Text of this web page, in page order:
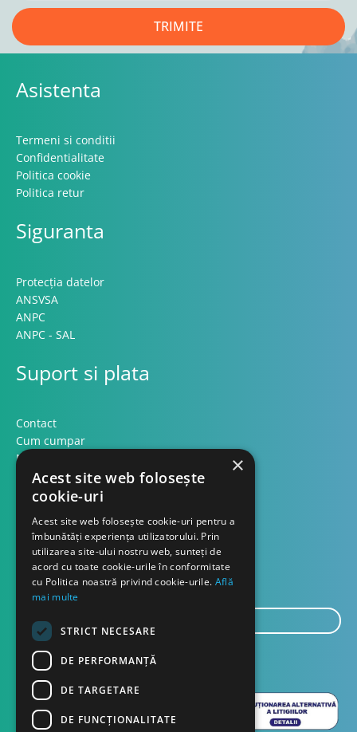
TRIMITE
Asistenta
Termeni si conditii
Confidentialitate
Politica cookie
Politica retur
Siguranta
Protecția datelor
ANSVSA
ANPC
ANPC - SAL
Suport si plata
Contact
Cum cumpar
Modalitati plata
Formular retur
Contact
Despre noi
Blog
mail...
TRIMITE
×
Acest site web folosește
cookie-uri
Acest site web folosește cookie-uri pentru a
îmbunătăți experiența utilizatorului. Prin
utilizarea site-ului nostru web, sunteți de
acord cu toate cookie-urile în conformitate
cu Politica noastră privind cookie-urile. Află
mai multe
STRICT NECESARE
DE PERFORMANȚĂ
DE TARGETARE
DE FUNCŢIONALITATE